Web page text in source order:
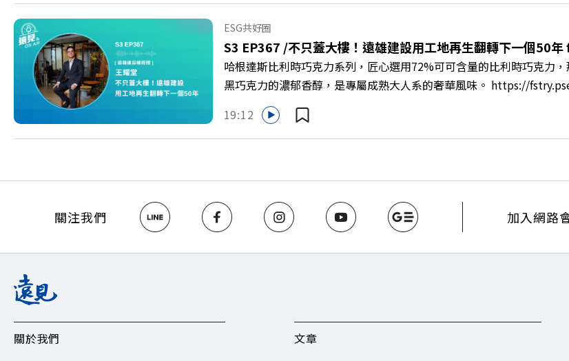
見ON AIR》邀請到遠見資深主編廖君雅，帶你解析這場台灣史上最大
鎮？ 🔺不只是口號！主動式ETF與被動平衡型ETF如何引爆市場？ 🔺
一週年！如何打造在地財富生態系？ 主持人／遠見雜誌總編輯 林讓均
>>https://www.gvm.com.tw/topic/2355 🫧清除腦袋的盲點，也順手
關注《遠見》更多的社群： LINE：https://reurl.cc/A4ELQp IG：
ESG共好圈
S3 EP367 /不只蓋大樓！遠雄建設用工地再生翻轉下一個50
哈根達斯比利時巧克力系列，匠心選用72%可可含量的比利時巧克力
黑巧克力的濃郁香醇，是專屬成熟大人系的奢華風味。 https://
轉型與高碳排高污染的營建巨浪下，傳統以地段與價格為尊的建築業
異彩？ 本集《遠見ON AIR》邀請到遠雄建設總經理王耀堂，帶你解析
頭的下一個50年！如何轉型為長期品牌信任？ 🔺滿意度不到二成的「
編輯 李建興 與談人／遠雄建設總經理 王耀堂 +++++ 🫧清除腦袋的盲
https://bit.ly/38jNi9k Powered by Firstory Hosting
19:12
關注我們 加入網路
關於我們 文章